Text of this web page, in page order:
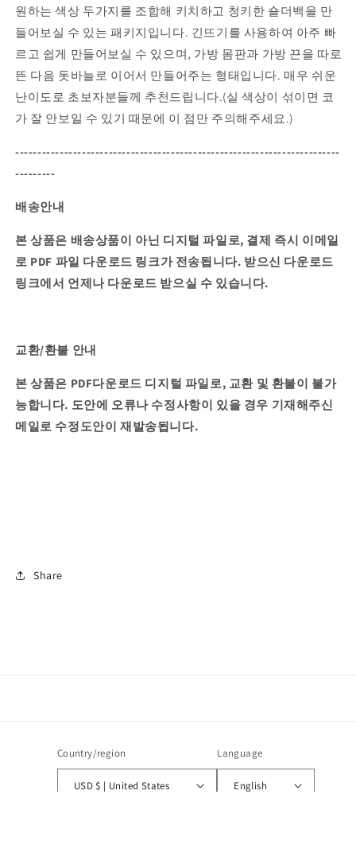
원하는 색상 두가지를 조합해 키치하고 청키한 숄더백을 만
들어보실 수 있는 패키지입니다. 긴뜨기를 사용하여 아주 빠
르고 쉽게 만들어보실 수 있으며, 가방 몸판과 가방 끈을 따로
뜬 다음 돗바늘로 이어서 만들어주는 형태입니다. 매우 쉬운
난이도로 초보자분들께 추천드립니다.(실 색상이 섞이면 코
가 잘 안보일 수 있기 때문에 이 점만 주의해주세요.)
-------------------------------------------------------------------------
---------
배송안내
본 상품은 배송상품이 아닌 디지털 파일로, 결제 즉시 이메일
로 PDF 파일 다운로드 링크가 전송됩니다. 받으신 다운로드
링크에서 언제나 다운로드 받으실 수 있습니다.
교환/환불 안내
본 상품은 PDF다운로드 디지털 파일로, 교환 및 환불이 불가
능합니다. 도안에 오류나 수정사항이 있을 경우 기재해주신
메일로 수정도안이 재발송됩니다.
Share
Country/region
USD $ | United States
Language
English